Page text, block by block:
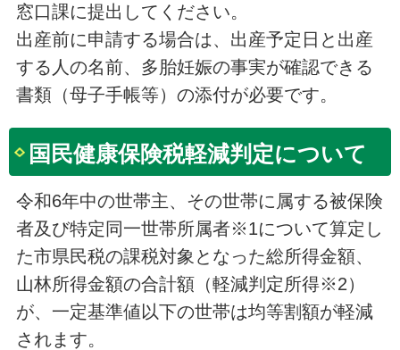
窓口課に提出してください。
出産前に申請する場合は、出産予定日と出産
する人の名前、多胎妊娠の事実が確認できる
書類（母子手帳等）の添付が必要です。
国民健康保険税軽減判定について
令和6年中の世帯主、その世帯に属する被保険
者及び特定同一世帯所属者※1について算定し
た市県民税の課税対象となった総所得金額、
山林所得金額の合計額（軽減判定所得※2）
が、一定基準値以下の世帯は均等割額が軽減
されます。